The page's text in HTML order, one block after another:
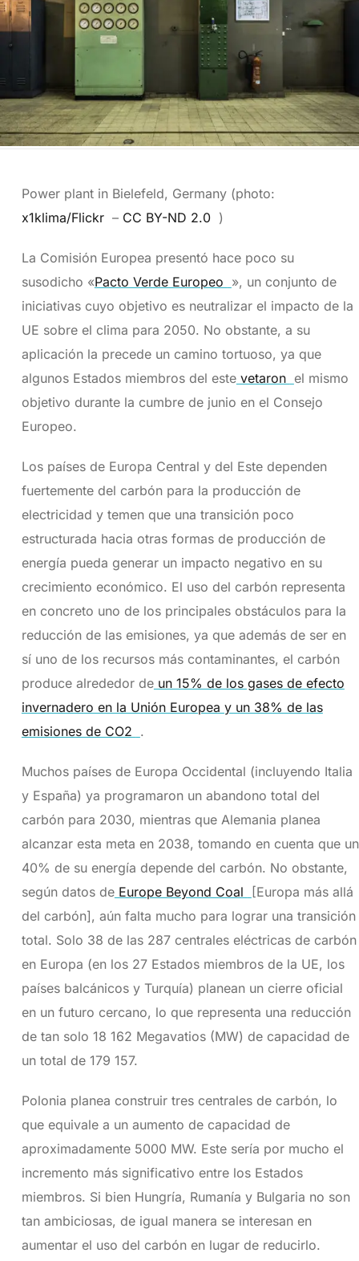
Power plant in Bielefeld, Germany (photo:
x1klima/Flickr – CC BY-ND 2.0 )
La Comisión Europea presentó hace poco su
susodicho «Pacto Verde Europeo », un conjunto de
iniciativas cuyo objetivo es neutralizar el impacto de la
UE sobre el clima para 2050. No obstante, a su
aplicación la precede un camino tortuoso, ya que
algunos Estados miembros del estevetaron el mismo
objetivo durante la cumbre de junio en el Consejo
Europeo.
Los países de Europa Central y del Este dependen
fuertemente del carbón para la producción de
electricidad y temen que una transición poco
estructurada hacia otras formas de producción de
energía pueda generar un impacto negativo en su
crecimiento económico. El uso del carbón representa
en concreto uno de los principales obstáculos para la
reducción de las emisiones, ya que además de ser en
sí uno de los recursos más contaminantes, el carbón
produce alrededor deun 15% de los gases de efecto
invernadero en la Unión Europea y un 38% de las
emisiones de CO2 .
Muchos países de Europa Occidental (incluyendo Italia
y España) ya programaron un abandono total del
carbón para 2030, mientras que Alemania planea
alcanzar esta meta en 2038, tomando en cuenta que un
40% de su energía depende del carbón. No obstante,
según datos deEurope Beyond Coal
[Europa más allá
del carbón], aún falta mucho para lograr una transición
total. Solo 38 de las 287 centrales eléctricas de carbón
en Europa (en los 27 Estados miembros de la UE, los
países balcánicos y Turquía) planean un cierre oficial
en un futuro cercano, lo que representa una reducción
de tan solo 18 162 Megavatios (MW) de capacidad de
un total de 179 157.
Polonia planea construir tres centrales de carbón, lo
que equivale a un aumento de capacidad de
aproximadamente 5000 MW. Este sería por mucho el
incremento más significativo entre los Estados
miembros. Si bien Hungría, Rumanía y Bulgaria no son
tan ambiciosas, de igual manera se interesan en
aumentar el uso del carbón en lugar de reducirlo.